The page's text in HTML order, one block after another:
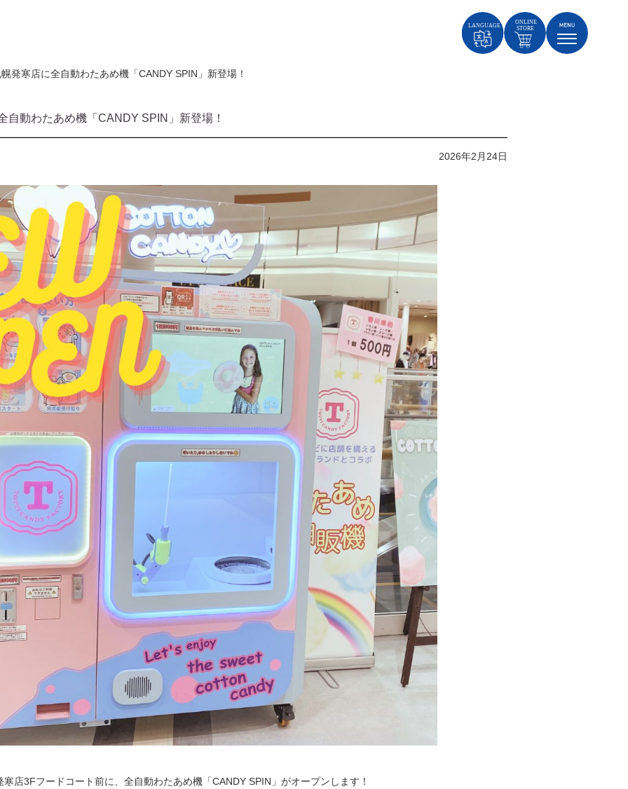
発寒店に全自動わたあめ機「CANDY SPIN」新登場！
自動わたあめ機「CANDY SPIN」新登場！
2026年2月24日
店3Fフードコート前に、全自動わたあめ機「CANDY SPIN」がオープンします！